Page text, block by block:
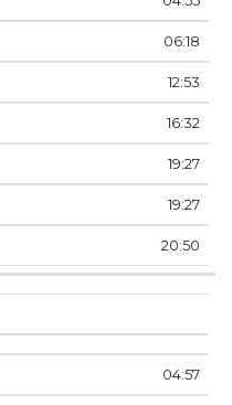
06:18
12:53
16:32
19:27
19:27
20:50
04:57